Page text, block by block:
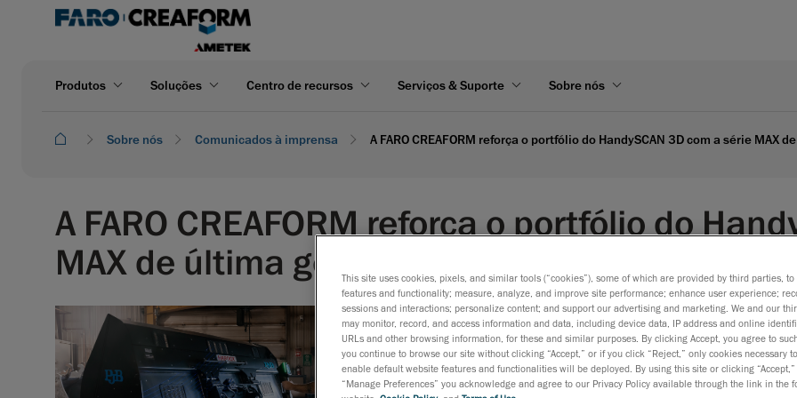
Produtos Soluções Centro de recursos Serviços & Suporte Sobre nós
Sobre nós Comunicados à imprensa A FARO CREAFORM reforça o portfólio do HandySCAN 3D com a série MAX
A FARO CREAFORM reforça o portfólio do
MAX de última geração e os novos modelos da
Avançando na medição 3D móvel de grau metrológico
experiência de usuário unificada.
Lévis, Québec, 8 de julho de 2026 —FARO CREAFORM,
da AMETEK, Inc. e fornecedora global de soluções de
This site uses cookies, pixels, and similar tools (“cookies”), some of which are provided by third parties,
features and functionality; measure, analyze, and improve site performance; enhance user experience;
sessions and interactions; personalize content; and support our advertising and marketing. We and our
may monitor, record, and access information and data, including device data, IP address and online
URLs and other browsing information, for these and similar purposes. By clicking Accept, you agree to
you continue to browse our site without clicking “Accept,” or if you click “Reject,” only cookies necessary
enable default website features and functionalities will be deployed. By using this site or clicking “Accept,”
“Manage Preferences” you acknowledge and agree to our Privacy Policy available through the link in the